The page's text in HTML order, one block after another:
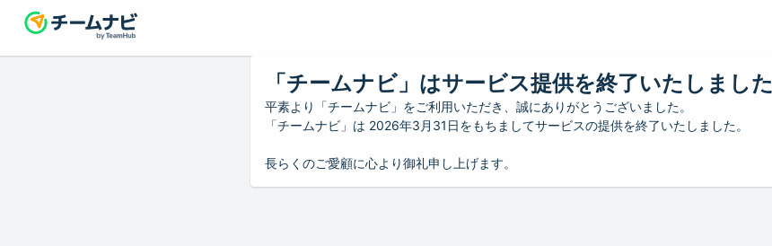
「チームナビ」はサービス提供を終了いたしました
平素より「チームナビ」をご利用いただき、誠にありがとうございました。
「チームナビ」は 2026年3月31日をもちましてサービスの提供を終了いたしました。
長らくのご愛顧に心より御礼申し上げます。